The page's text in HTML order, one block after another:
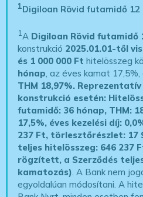
1Digiloan Rövid futamidő 12
1 A Digiloan Rövid futamidő
konstrukció 2025.01.01-től
és 1 000 000 Ft hitelösszeg
hónap , az éves kamat
THM 18,97%. Reprezentatív
konstrukció esetén:
futamidő: 36 hónap, THM:
17,5%, éves kezelési díj:
237 Ft, törlesztőrészlet: 17
teljes hitelösszeg: 646 237
rögzített, a Szerződés
kamatozás) . A Bank nem
egyoldalúan módosítani. A